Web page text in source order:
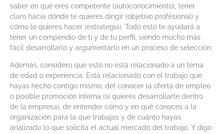
saber en qué eres competente (autoconocimiento), tener
claro hacia dónde te quieres dirigir (objetivo profesional) y
cómo lo quieres hacer (estrategia). Todo esto te ayudará a
tener un compendio de ti y de tu perfil, siendo mucho más
fácil desarrollarlo y argumentarlo en un proceso de selección.
Además, considero que esto no está relacionado a un tema
de edad o experiencia. Está relacionado con el trabajo que
hayas hecho contigo mismo, del conocer la oferta de empleo
o posible promoción interna (si quieres desarrollarte dentro
de la empresa), de entender cómo y en qué conoces a la
organización para la que trabajas y de cuánto hayas
analizado lo que solicita el actual mercado del trabajo. Y digo